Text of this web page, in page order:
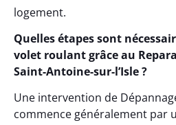
logement.
Quelles étapes sont
volet roulant grâce au
Saint-Antoine-sur-l’Isle ?
Une intervention de
commence généralement par